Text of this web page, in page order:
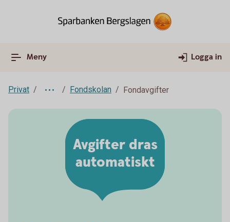
Meny Logga in
Privat Fondskolan Fondavgifter
Avgifter dras
automatiskt